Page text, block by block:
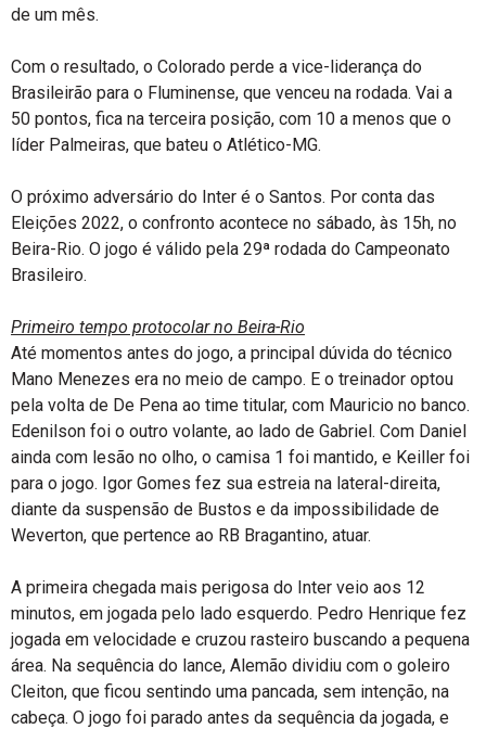
de um mês.
Com o resultado, o Colorado perde a vice-liderança do
Brasileirão para o Fluminense, que venceu na rodada. Vai a
50 pontos, fica na terceira posição, com 10 a menos que o
líder Palmeiras, que bateu o Atlético-MG.
O próximo adversário do Inter é o Santos. Por conta das
Eleições 2022, o confronto acontece no sábado, às 15h, no
Beira-Rio. O jogo é válido pela 29ª rodada do Campeonato
Brasileiro.
Primeiro tempo protocolar no Beira-Rio
Até momentos antes do jogo, a principal dúvida do técnico
Mano Menezes era no meio de campo. E o treinador optou
pela volta de De Pena ao time titular, com Mauricio no banco.
Edenilson foi o outro volante, ao lado de Gabriel. Com Daniel
ainda com lesão no olho, o camisa 1 foi mantido, e Keiller foi
para o jogo. Igor Gomes fez sua estreia na lateral-direita,
diante da suspensão de Bustos e da impossibilidade de
Weverton, que pertence ao RB Bragantino, atuar.
A primeira chegada mais perigosa do Inter veio aos 12
minutos, em jogada pelo lado esquerdo. Pedro Henrique fez
jogada em velocidade e cruzou rasteiro buscando a pequena
área. Na sequência do lance, Alemão dividiu com o goleiro
Cleiton, que ficou sentindo uma pancada, sem intenção, na
cabeça. O jogo foi parado antes da sequência da jogada, e